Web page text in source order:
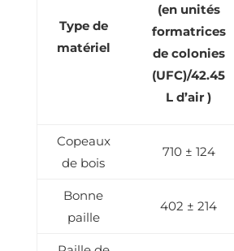
Type de
matériel
(en unités
formatrices
de colonies
(UFC)/42.45
L d’air )
Copeaux
de bois
710 ± 124
Bonne
paille
402 ± 214